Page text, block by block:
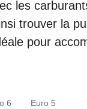
les
trouver la
pour
6 Euro 5